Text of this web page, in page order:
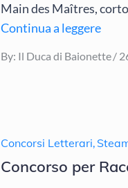
Main des Maîtres,
Continua a leggere
By: Il Duca di Baionette
Concorsi Letterari,
Concorso per